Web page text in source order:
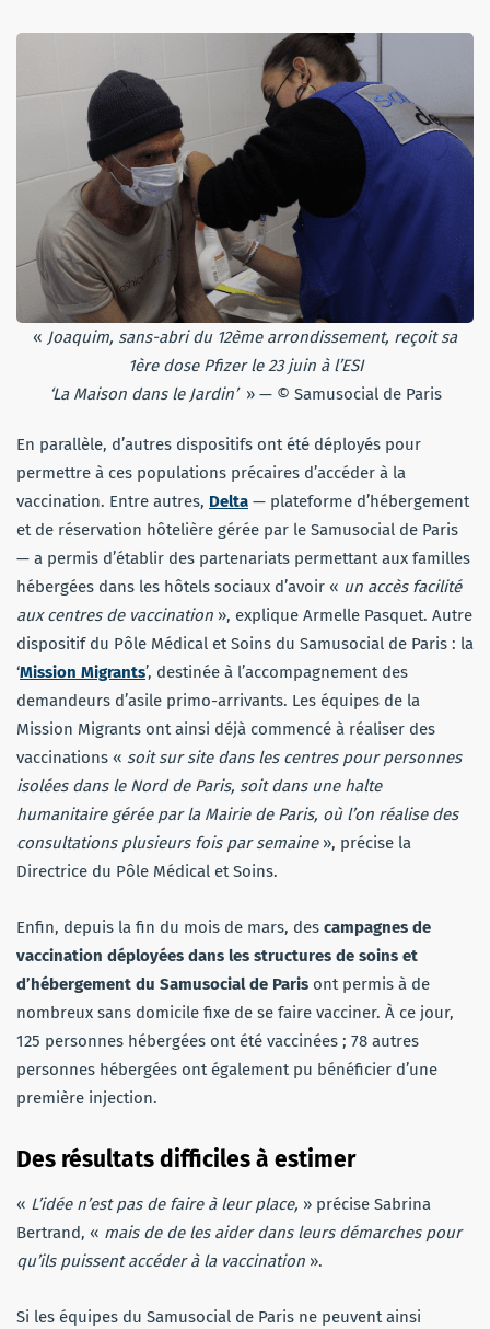
« Joaquim, sans-abri du 12ème arrondissement, reçoit sa
1ère dose Pfizer le 23 juin à l’ESI
‘La Maison dans le Jardin’» — © Samusocial de Paris
En parallèle, d’autres dispositifs ont été déployés pour
permettre à ces populations précaires d’accéder à la
vaccination. Entre autres, Delta — plateforme d’hébergement
et de réservation hôtelière gérée par le Samusocial de Paris
— a permis d’établir des partenariats permettant aux familles
hébergées dans les hôtels sociaux d’avoir « un accès facilité
aux centres de vaccination », explique Armelle Pasquet. Autre
dispositif du Pôle Médical et Soins du Samusocial de Paris : la
‘Mission Migrants’, destinée à l’accompagnement des
demandeurs d’asile primo-arrivants. Les équipes de la
Mission Migrants ont ainsi déjà commencé à réaliser des
vaccinations « soit sur site dans les centres pour personnes
isolées dans le Nord de Paris, soit dans une halte
humanitaire gérée par la Mairie de Paris, où l’on réalise des
consultations plusieurs fois par semaine», précise la
Directrice du Pôle Médical et Soins.
Enfin, depuis la fin du mois de mars, des campagnes de
vaccination déployées dans les structures de soins et
d’hébergement du Samusocial de Paris ont permis à de
nombreux sans domicile fixe de se faire vacciner. À ce jour,
125 personnes hébergées ont été vaccinées ; 78 autres
personnes hébergées ont également pu bénéficier d’une
première injection.
Des résultats difficiles à estimer
« L’idée n’est pas de faire à leur place, » précise Sabrina
Bertrand, « mais de de les aider dans leurs démarches pour
qu’ils puissent accéder à la vaccination ».
Si les équipes du Samusocial de Paris ne peuvent ainsi